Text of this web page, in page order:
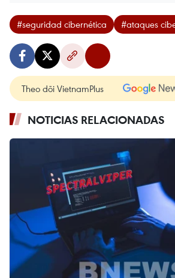
#seguridad cibernética #ataques
Theo dõi VietnamPlus
NOTICIAS RELACIONADAS